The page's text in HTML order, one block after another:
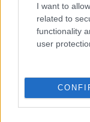
I want to
related to
functionality
user
Ernő-
órától a
Páll Vilmos-
előadás.
Forrás: Figura